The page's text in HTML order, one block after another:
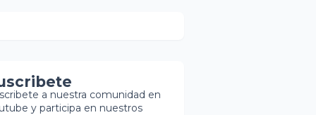
a nuestra comunidad en
y participa en nuestros